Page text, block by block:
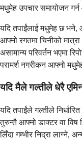
मधुमेह उपचार समायोजन
यदि तपाईंलाई मधुमेह छ भने,
आफ्नो रगतमा चिनीको
असामान्य परिवर्तन भएमा
परामर्श नगरीकन आफ्नो
यदि मैले गल्तीले धेरै
यदि तपाईंले गल्तीले
तुरुन्तै आफ्नो डाक्टर वा विष
लिँदा गम्भीर निद्रा लाग्ने,